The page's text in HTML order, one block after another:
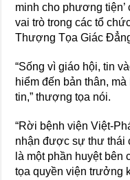
minh cho phương
vai trò trong các tổ
Thượng Tọa Giác
“Sống vì giáo hội, tin
hiểm đến bản thân,
tin,” thượng tọa nói.
“Rời bệnh viện Việt-
nhận được sự thư thái
là một phần huyệt
tọa quyền viện trưởng